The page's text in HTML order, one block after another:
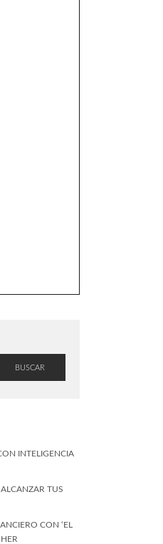
BUSCAR
INTELIGENCIA
TUS
CON ‘EL